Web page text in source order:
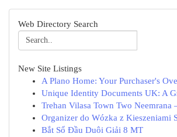
Web Directory Search
New Site Listings
A Plano Home: Your Purchaser's
Unique Identity Documents UK: A
Trehan Vilasa Town Two Neemrana
Organizer do Wózka z Kieszeniami
Bắt Sổ Đầu Duôi Giải 8 MT